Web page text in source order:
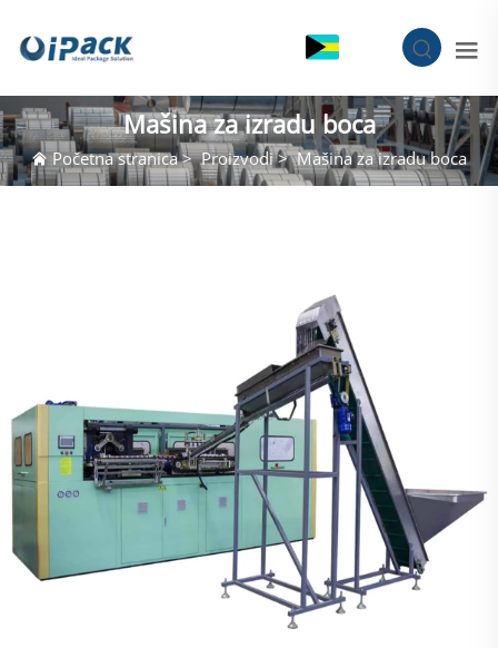
Mašina za izradu boca
Početna stranica>Proizvodi>Mašina za izradu boca